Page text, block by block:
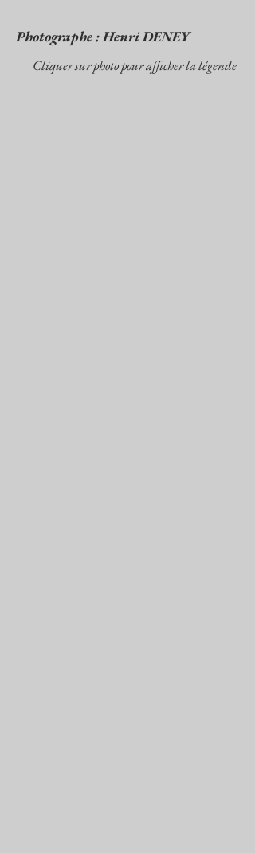
Photographe : Henri DENEY
Cliquer sur photo pour afficher la légende